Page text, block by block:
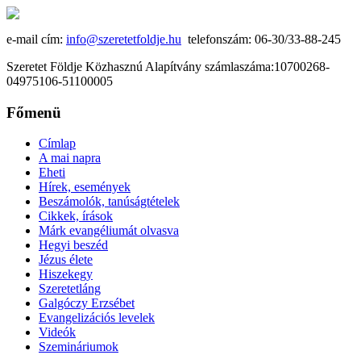
e-mail cím: info@szeretetfoldje.hu telefonszám: 06-30/33-88-245
Szeretet Földje Közhasznú Alapítvány számlaszáma:10700268-
04975106-51100005
Főmenü
Címlap
A mai napra
Eheti
Hírek, események
Beszámolók, tanúságtételek
Cikkek, írások
Márk evangéliumát olvasva
Hegyi beszéd
Jézus élete
Hiszekegy
Szeretetláng
Galgóczy Erzsébet
Evangelizációs levelek
Videók
Szemináriumok